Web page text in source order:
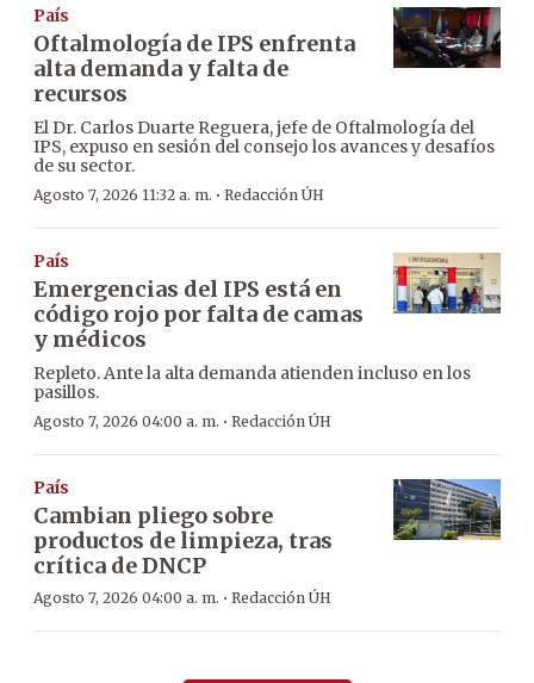
País
Oftalmología de IPS enfrenta
alta demanda y falta de
recursos
El Dr. Carlos Duarte Reguera, jefe de Oftalmología del
IPS, expuso en sesión del consejo los avances y desafíos
de su sector.
Agosto 7, 2026 11:32 a. m. · Redacción ÚH
País
Emergencias del IPS está en
código rojo por falta de camas
y médicos
Repleto. Ante la alta demanda atienden incluso en los
pasillos.
Agosto 7, 2026 04:00 a. m. · Redacción ÚH
País
Cambian pliego sobre
productos de limpieza, tras
crítica de DNCP
Agosto 7, 2026 04:00 a. m. · Redacción ÚH